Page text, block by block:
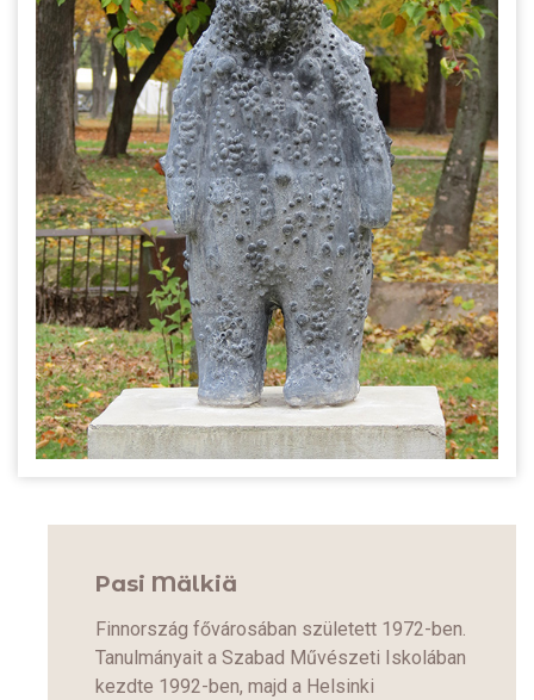
Pasi Mälkiä
Finnország fővárosában született 1972-ben.
Tanulmányait a Szabad Művészeti Iskolában
kezdte 1992-ben, majd a Helsinki